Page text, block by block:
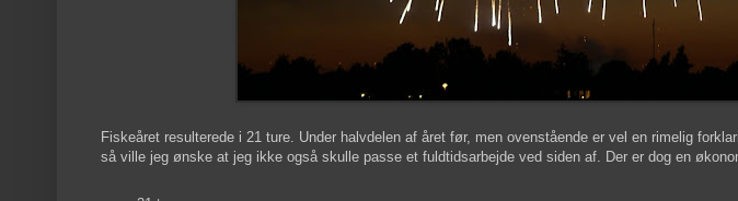
Fiskeåret resulterede i 21 ture. Under halvdelen af året før, men ovenstående er vel en rimelig
så ville jeg ønske at jeg ikke også skulle passe et fuldtidsarbejde ved siden af. Der er dog en